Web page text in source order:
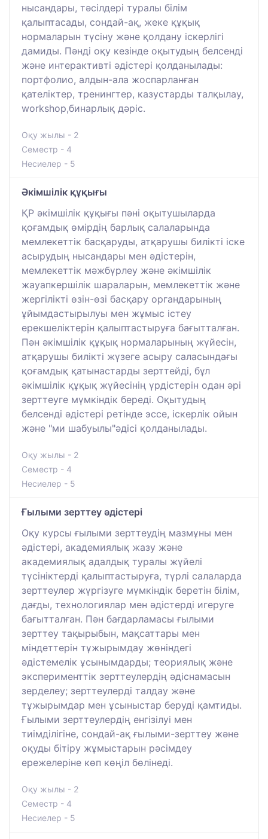
нысандары, тәсілдері туралы білім
қалыптасады, сондай-ақ, жеке құқық
нормаларын түсіну және қолдану іскерлігі
дамиды. Пәнді оқу кезінде оқытудың белсенді
және интерактивті әдістері қолданылады:
портфолио, алдын-ала жоспарланған
қателіктер, тренингтер, казустарды талқылау,
workshop,бинарлық дәріс.
Оқу жылы - 2
Семестр - 4
Несиелер - 5
Әкімшілік құқығы
ҚР әкімшілік құқығы пәні оқытушыларда
қоғамдық өмірдің барлық салаларында
мемлекеттік басқаруды, атқарушы билікті іске
асырудың нысандары мен әдістерін,
мемлекеттік мәжбүрлеу және әкімшілік
жауапкершілік шараларын, мемлекеттік және
жергілікті өзін-өзі басқару органдарының
ұйымдастырылуы мен жұмыс істеу
ерекшеліктерін қалыптастыруға бағытталған.
Пән әкімшілік құқық нормаларының жүйесін,
атқарушы билікті жүзеге асыру саласындағы
қоғамдық қатынастарды зерттейді, бұл
әкімшілік құқық жүйесінің үрдістерін одан әрі
зерттеуге мүмкіндік береді. Оқытудың
белсенді әдістері ретінде эссе, іскерлік ойын
және "ми шабуылы"әдісі қолданылады.
Оқу жылы - 2
Семестр - 4
Несиелер - 5
Ғылыми зерттеу әдістері
Оқу курсы ғылыми зерттеудің мазмұны мен
әдістері, академиялық жазу және
академиялық адалдық туралы жүйелі
түсініктерді қалыптастыруға, түрлі салаларда
зерттеулер жүргізуге мүмкіндік беретін білім,
дағды, технологиялар мен әдістерді игеруге
бағытталған. Пән бағдарламасы ғылыми
зерттеу тақырыбын, мақсаттары мен
міндеттерін тұжырымдау жөніндегі
әдістемелік ұсынымдарды; теориялық және
эксперименттік зерттеулердің әдіснамасын
зерделеу; зерттеулерді талдау және
тұжырымдар мен ұсыныстар беруді қамтиды.
Ғылыми зерттеулердің енгізілуі мен
тиімділігіне, сондай-ақ ғылыми-зерттеу және
оқуды бітіру жұмыстарын рәсімдеу
ережелеріне көп көңіл бөлінеді.
Оқу жылы - 2
Семестр - 4
Несиелер - 5